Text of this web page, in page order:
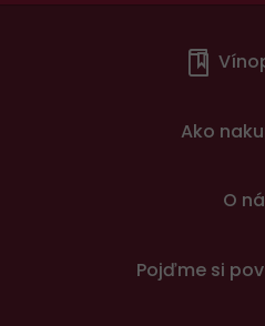
Ako
O
Pojďme si